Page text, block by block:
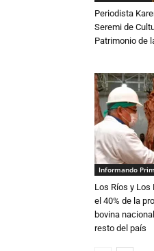
Periodista
Seremi de
Patrimonio de
Informando
Los Ríos y
el 40% de la
bovina
resto del país